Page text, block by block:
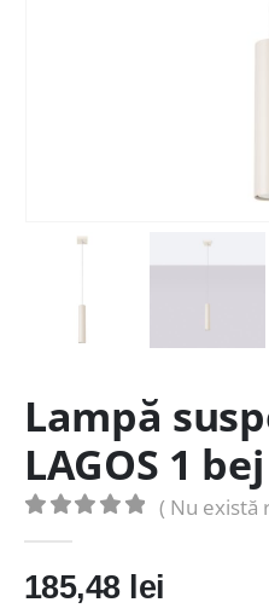
Lampă
LAGOS 1 bej
( Nu există
185,48 lei